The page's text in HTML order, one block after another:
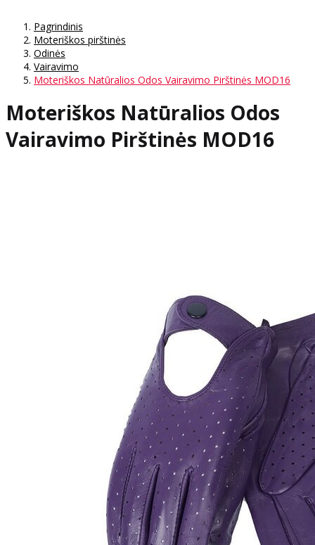
Pagrindinis
Moteriškos pirštinės
Odinės
Vairavimo
Moteriškos Natūralios Odos Vairavimo Pirštinės MOD16
Moteriškos Natūralios Odos
Vairavimo Pirštinės MOD16